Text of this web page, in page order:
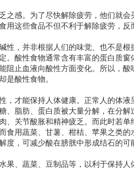
感。为了尽快解除疲劳，他们就
这些食品不但不利于解除疲劳，反
性，并非根据人们的味觉、也不是
。酸性食物通常含有丰富的蛋白质
止血液向酸性方面变化。所以，
酸性食物。
才能保持人体健康。正常人的体液
脂肪、蛋白质被大量分解，在分
关节酸胀和精神疲乏。而此时若单
用蔬菜、甘薯、柑桔、苹果之类的
，可减少酸在膀胱中形成结石的可
果、蔬菜、豆制品等，以利于保持